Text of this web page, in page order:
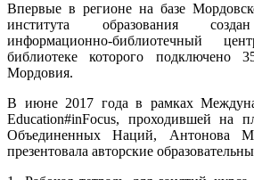
Впервые в регионе на базе
института образования
информационно-библиотечный
библиотеке которого подключено
Мордовия.
В июне 2017 года в рамках
Education#inFocus, проходившей на
Объединенных Наций, Антонова
презентовала авторские